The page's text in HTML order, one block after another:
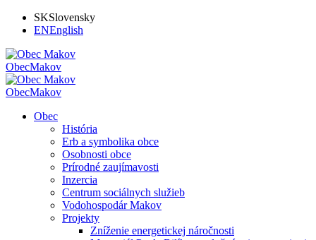
SKSlovensky
ENEnglish
ObecMakov
ObecMakov
Obec
História
Erb a symbolika obce
Osobnosti obce
Prírodné zaujímavosti
Inzercia
Centrum sociálnych služieb
Vodohospodár Makov
Projekty
Zníženie energetickej náročnosti